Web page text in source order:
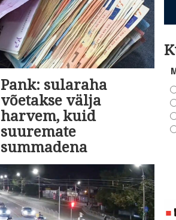
Pank: sularaha
võetakse välja
harvem, kuid
suuremate
summadena